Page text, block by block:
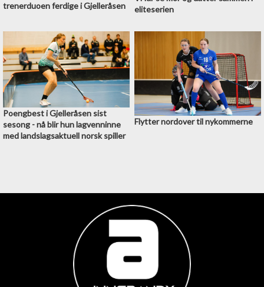
trenerduoen ferdige i Gjelleråsen
eliteserien
Poengbest i Gjelleråsen sist
sesong - nå blir hun lagvenninne
med landslagsaktuell norsk spiller
Flytter nordover til nykommerne